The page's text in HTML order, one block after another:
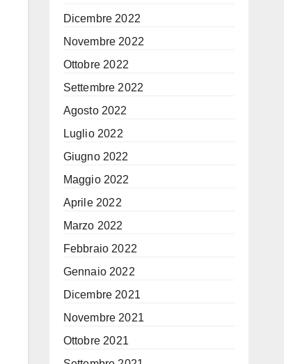
Dicembre 2022
Novembre 2022
Ottobre 2022
Settembre 2022
Agosto 2022
Luglio 2022
Giugno 2022
Maggio 2022
Aprile 2022
Marzo 2022
Febbraio 2022
Gennaio 2022
Dicembre 2021
Novembre 2021
Ottobre 2021